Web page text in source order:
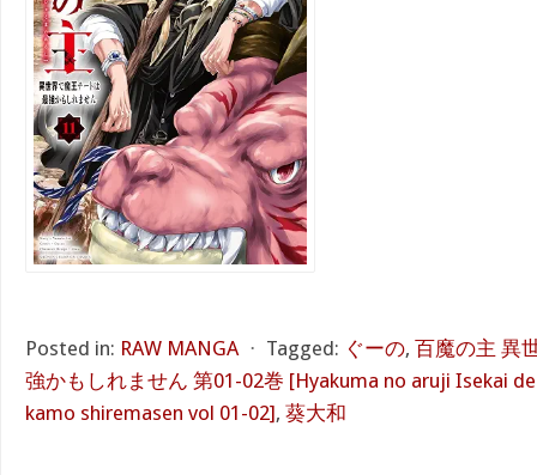
Posted in: RAW MANGA ⋅ Tagged: ぐーの, 百魔の主 異
強かもしれません 第01-02巻 [Hyakuma no aruji Isekai
kamo shiremasen vol 01-02], 葵大和